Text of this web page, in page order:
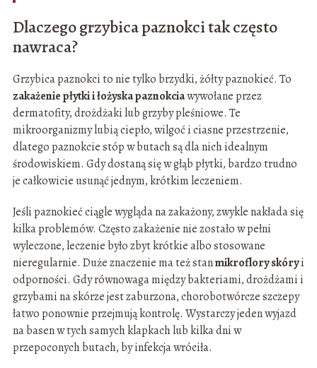
Dlaczego grzybica paznokci tak często
nawraca?
Grzybica paznokci to nie tylko brzydki, żółty paznokieć. To
zakażenie płytki i łożyska paznokciawywołane przez
dermatofity, drożdżaki lub grzyby pleśniowe. Te
mikroorganizmy lubią ciepło, wilgoć i ciasne przestrzenie,
dlatego paznokcie stóp w butach są dla nich idealnym
środowiskiem. Gdy dostaną się w głąb płytki, bardzo trudno
je całkowicie usunąć jednym, krótkim leczeniem.
Jeśli paznokieć ciągle wygląda na zakażony, zwykle nakłada się
kilka problemów. Często zakażenie nie zostało w pełni
wyleczone, leczenie było zbyt krótkie albo stosowane
nieregularnie. Duże znaczenie ma też stanmikroflory skóryi
odporności. Gdy równowaga między bakteriami, drożdżami i
grzybami na skórze jest zaburzona, chorobotwórcze szczepy
łatwo ponownie przejmują kontrolę. Wystarczy jeden wyjazd
na basen w tych samych klapkach lub kilka dni w
przepoconych butach, by infekcja wróciła.